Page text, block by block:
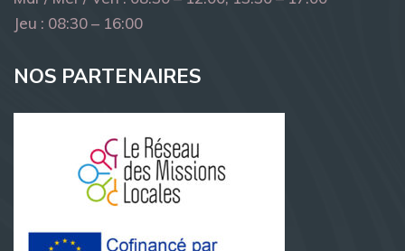
Jeu : 08:30 – 16:00
NOS PARTENAIRES